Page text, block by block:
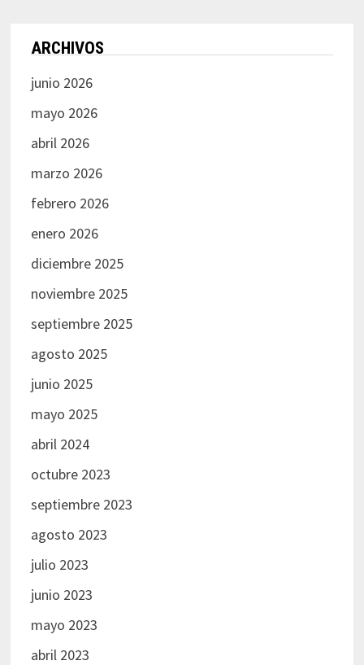
ARCHIVOS
junio 2026
mayo 2026
abril 2026
marzo 2026
febrero 2026
enero 2026
diciembre 2025
noviembre 2025
septiembre 2025
agosto 2025
junio 2025
mayo 2025
abril 2024
octubre 2023
septiembre 2023
agosto 2023
julio 2023
junio 2023
mayo 2023
abril 2023